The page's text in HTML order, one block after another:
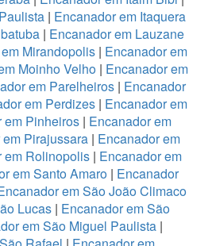
| Encanador em Itaquera
| Encanador em Lauzane
Mirandopolis | Encanador em
Moinho Velho | Encanador em
em Parelheiros| Encanador
em Perdizes | Encanador em
em Pinheiros | Encanador em
Pirajussara | Encanador em
em Rolinopolis | Encanador em
em Santo Amaro| Encanador
em São João Climaco
Lucas| Encanador em São
em São Miguel Paulista|